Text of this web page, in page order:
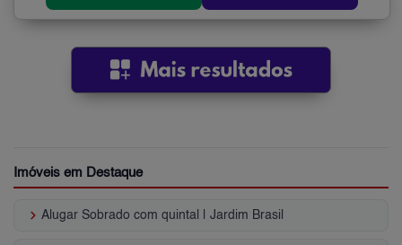
Imóveis em Destaque
keyboard_arrow_right Alugar Sobrado com quintal | Jardim Brasil